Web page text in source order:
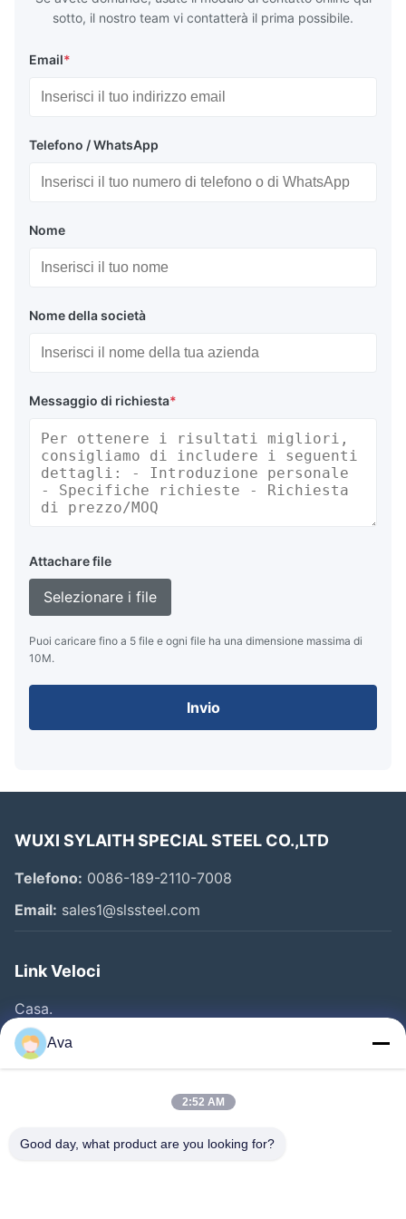
Q235,
sotto, il nostro team vi contatterà il prima possibile.
Email*
Telefono / WhatsApp
Nome
Nome della società
Messaggio di richiesta*
Attachare file
Selezionare i file
Puoi caricare fino a 5 file e ogni file ha una dimensione massima di
10M.
Invio
WUXI SYLAITH SPECIAL STEEL CO.,LTD
Telefono: 0086-189-2110-7008
Email: sales1@slssteel.com
Link Veloci
Casa.
Prodotti
Video
Visita Alla Fabbrica
Ava
2:52 AM
Good day, what product are you looking for?